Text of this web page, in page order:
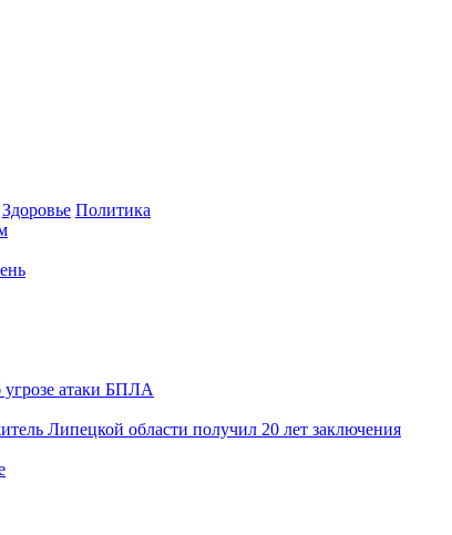
Здоровье Политика
угрозе атаки БПЛА
Липецкой области получил 20 лет заключения